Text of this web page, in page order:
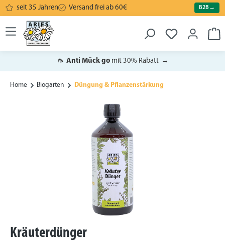
springen
seit 35 Jahren Versand frei ab 60€ B2B→
🦟 Anti Mück go mit 30% Rabatt →
Home Biogarten Düngung & Pflanzenstärkung
Kräuterdünger